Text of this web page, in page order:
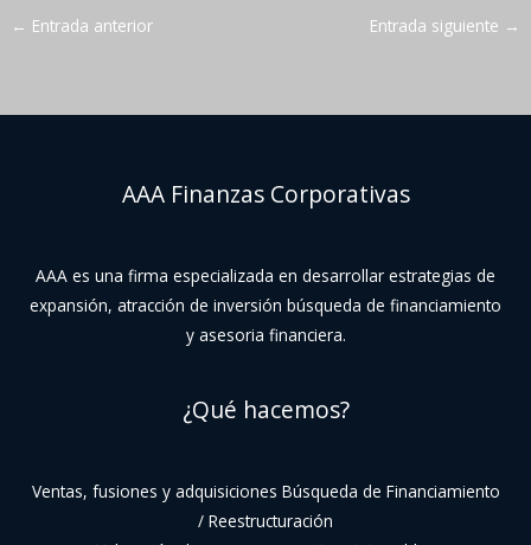
← Entrada anterior Entrada siguiente →
AAA Finanzas Corporativas
AAA es una firma especializada en desarrollar estrategias de
expansión, atracción de inversión búsqueda de financiamiento
y asesoria financiera.
¿Qué hacemos?
Ventas, fusiones y adquisiciones Búsqueda de Financiamiento
/ Reestructuración